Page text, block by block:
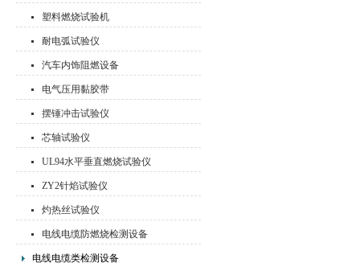
塑料燃烧试验机
耐电弧试验仪
汽车内饰阻燃设备
电气压用黏胶带
摆锤冲击试验仪
芯轴试验仪
UL94水平垂直燃烧试验仪
ZY2针焰试验仪
灼热丝试验仪
电线电缆防燃烧检测设备
电线电缆类检测设备